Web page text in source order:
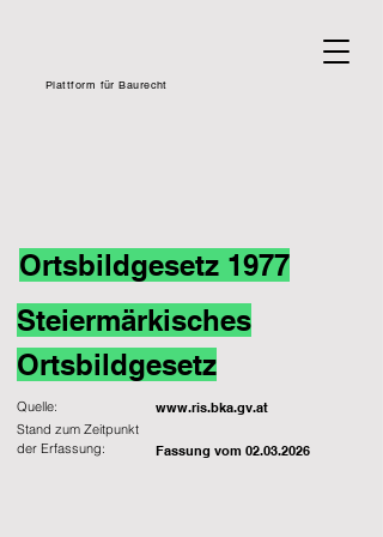
Plattform für Baurecht
Ortsbildgesetz 1977
Steiermärkisches
Ortsbildgesetz
Quelle: www.ris.bka.gv.at
Fassung vom 02.03.2026
Stand zum Zeitpunkt
der Erfassung: